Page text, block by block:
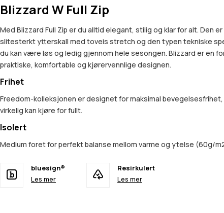
Blizzard W Full Zip
Med Blizzard Full Zip er du alltid elegant, stilig og klar for alt.
slitesterkt ytterskall med toveis stretch og den typen tekniske
du kan være løs og ledig gjennom hele sesongen. Blizzard er en
praktiske, komfortable og kjørervennlige designen.
Frihet
Freedom-kolleksjonen er designet for maksimal
virkelig kan kjøre for fullt.
Isolert
Medium foret for perfekt balanse mellom varme og ytelse (60g/
bluesign®
Les mer
Resirkulert
Les mer